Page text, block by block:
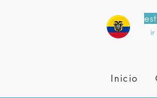
ir
Inicio